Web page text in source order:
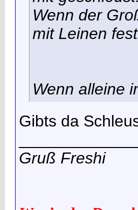
Wenn der
mit Leinen
Wenn alleine
Gibts da
Gruß Freshi